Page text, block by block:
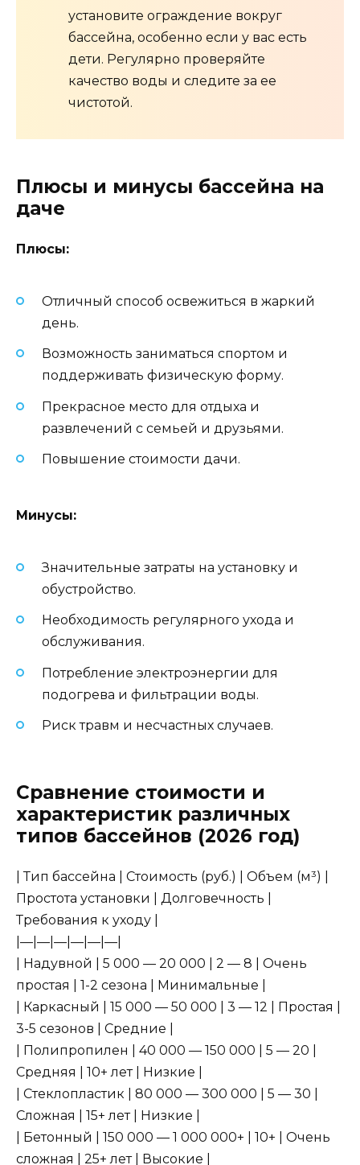
установите ограждение вокруг
бассейна, особенно если у вас есть
дети. Регулярно проверяйте
качество воды и следите за ее
чистотой.
Плюсы и минусы бассейна на
даче
Плюсы:
Отличный способ освежиться в жаркий
день.
Возможность заниматься спортом и
поддерживать физическую форму.
Прекрасное место для отдыха и
развлечений с семьей и друзьями.
Повышение стоимости дачи.
Минусы:
Значительные затраты на установку и
обустройство.
Необходимость регулярного ухода и
обслуживания.
Потребление электроэнергии для
подогрева и фильтрации воды.
Риск травм и несчастных случаев.
Сравнение стоимости и
характеристик различных
типов бассейнов (2026 год)
| Тип бассейна | Стоимость (руб.) | Объем (м³) |
Простота установки | Долговечность |
Требования к уходу |
|—|—|—|—|—|—|
| Надувной | 5 000 — 20 000 | 2 — 8 | Очень
простая | 1-2 сезона | Минимальные |
| Каркасный | 15 000 — 50 000 | 3 — 12 | Простая |
3-5 сезонов | Средние |
| Полипропилен | 40 000 — 150 000 | 5 — 20 |
Средняя | 10+ лет | Низкие |
| Стеклопластик | 80 000 — 300 000 | 5 — 30 |
Сложная | 15+ лет | Низкие |
| Бетонный | 150 000 — 1 000 000+ | 10+ | Очень
сложная | 25+ лет | Высокие |